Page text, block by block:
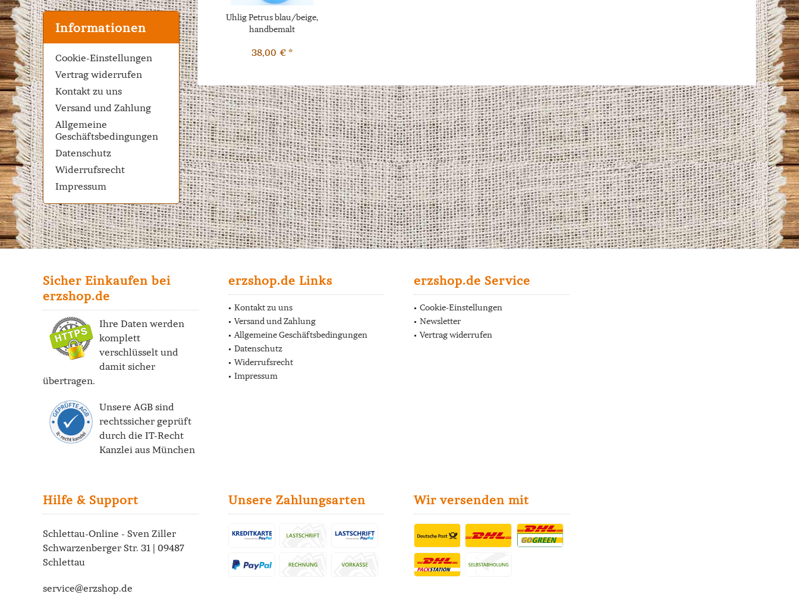
Informationen
Cookie-Einstellungen
Vertrag widerrufen
Kontakt zu uns
Versand und Zahlung
Allgemeine
Geschäftsbedingungen
Datenschutz
Widerrufsrecht
Impressum
Uhlig Petrus blau/beige,
handbemalt
38,00 € *
Sicher Einkaufen bei
erzshop.de
Ihre Daten werden
komplett
verschlüsselt und
damit sicher
übertragen.
Unsere AGB sind
rechtssicher geprüft
durch die IT-Recht
Kanzlei aus München
erzshop.de Links
Kontakt zu uns
Versand und Zahlung
Allgemeine Geschäftsbedingungen
Datenschutz
Widerrufsrecht
Impressum
erzshop.de Service
Cookie-Einstellungen
Newsletter
Vertrag widerrufen
Hilfe & Support
Schlettau-Online - Sven Ziller
Schwarzenberger Str. 31 | 09487
Schlettau
service@erzshop.de
Unsere Zahlungsarten Wir versenden mit